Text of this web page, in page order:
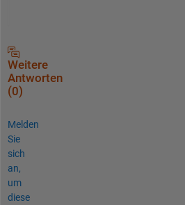
Weitere
Antworten
(0)
Melden
Sie
sich
an,
um
diese